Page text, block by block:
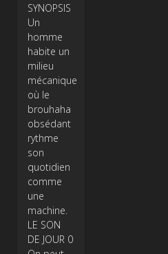
SYNOPSIS
Un
homme
habite un
milieu
mécanique
où le
brouhaha
obsédant
rythme
son
quotidien
comme
une
machine.
LE SON
DE JOUR 0